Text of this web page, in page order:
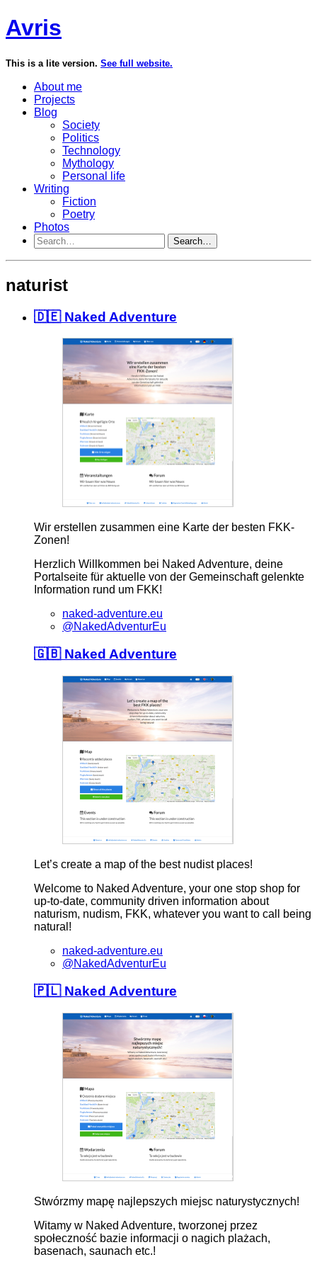
Avris
This is a lite version. See full website.
About me
Projects
Blog
Society
Politics
Technology
Mythology
Personal life
Writing
Fiction
Poetry
Photos
Search…
naturist
🇩🇪 Naked Adventure
Wir erstellen zusammen eine Karte der besten FKK-
Zonen!
Herzlich Willkommen bei Naked Adventure, deine
Portalseite für aktuelle von der Gemeinschaft gelenkte
Information rund um FKK!
naked-adventure.eu
@NakedAdventurEu
🇬🇧 Naked Adventure
Let’s create a map of the best nudist places!
Welcome to Naked Adventure, your one stop shop for
up-to-date, community driven information about
naturism, nudism, FKK, whatever you want to call being
natural!
naked-adventure.eu
@NakedAdventurEu
🇵🇱 Naked Adventure
Stwórzmy mapę najlepszych miejsc naturystycznych!
Witamy w Naked Adventure, tworzonej przez
społeczność bazie informacji o nagich plażach,
basenach, saunach etc.!